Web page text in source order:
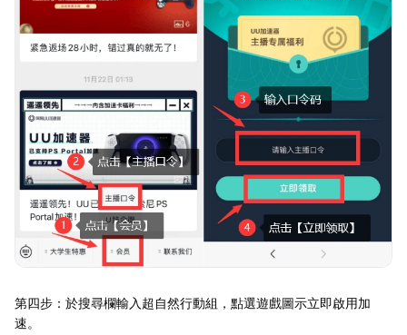
第四步：於搜尋欄輸入超自然行動組，點選遊戲圖示立即啟用加
速。